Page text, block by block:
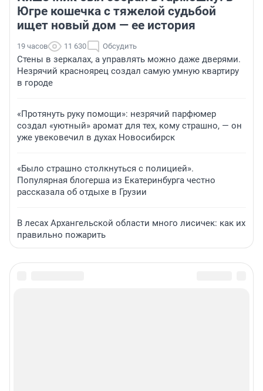
Югре кошечка с тяжелой судьбой
ищет новый дом — ее история
19 часов 11 630 Обсудить
Стены в зеркалах, а управлять можно даже дверями.
Незрячий красноярец создал самую умную квартиру
в городе
«Протянуть руку помощи»: незрячий парфюмер
создал «уютный» аромат для тех, кому страшно, — он
уже увековечил в духах Новосибирск
«Было страшно столкнуться с полицией».
Популярная блогерша из Екатеринбурга честно
рассказала об отдыхе в Грузии
В лесах Архангельской области много лисичек: как их
правильно пожарить